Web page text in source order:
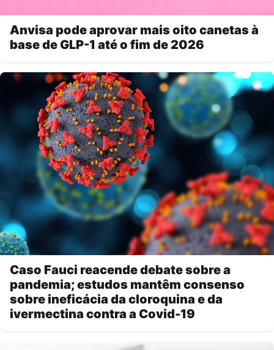
Anvisa pode aprovar mais oito canetas à
base de GLP-1 até o fim de 2026
Caso Fauci reacende debate sobre a
pandemia; estudos mantêm consenso
sobre ineficácia da cloroquina e da
ivermectina contra a Covid-19